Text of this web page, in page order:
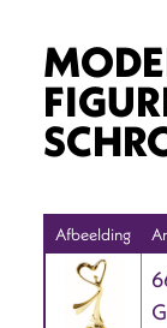
Afbeelding
G